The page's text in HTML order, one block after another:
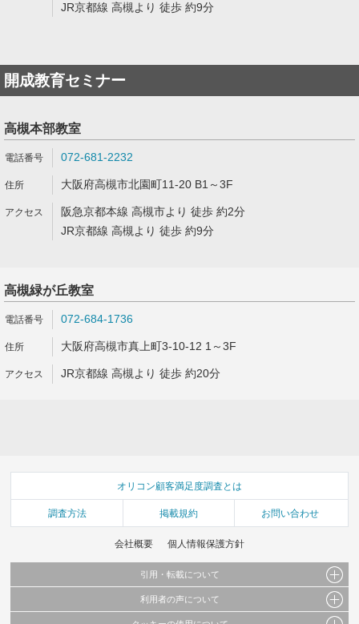
JR京都線 高槻より 徒歩 約9分
開成教育セミナー
高槻本部教室
072-681-2232
大阪府高槻市北園町11-20 B1～3F
阪急京都本線 高槻市より 徒歩 約2分
JR京都線 高槻より 徒歩 約9分
高槻緑が丘教室
072-684-1736
大阪府高槻市真上町3-10-12 1～3F
JR京都線 高槻より 徒歩 約20分
オリコン顧客満足度調査とは
調査方法 掲載規約 お問い合わせ
会社概要 個人情報保護方針
引用・転載について
当サイトで公開されている情報（文字、写真、イラスト、画像データ等）及びこれらの配
利用者の声について